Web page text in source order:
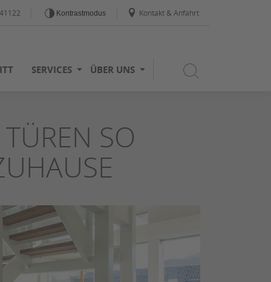
Kontrastmodus Kontakt & Anfahrt
SERVICES ÜBER UNS
SO I